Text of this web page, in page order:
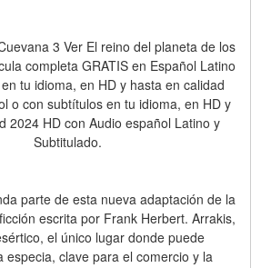
3 Ver El reino del planeta de los
completa GRATIS en Español Latino
tu idioma, en HD y hasta en calidad
o con subtítulos en tu idioma, en HD y
2024 HD con Audio español Latino y
Subtitulado.
parte de esta nueva adaptación de la
escrita por Frank Herbert. Arrakis,
el único lugar donde puede
especia, clave para el comercio y la